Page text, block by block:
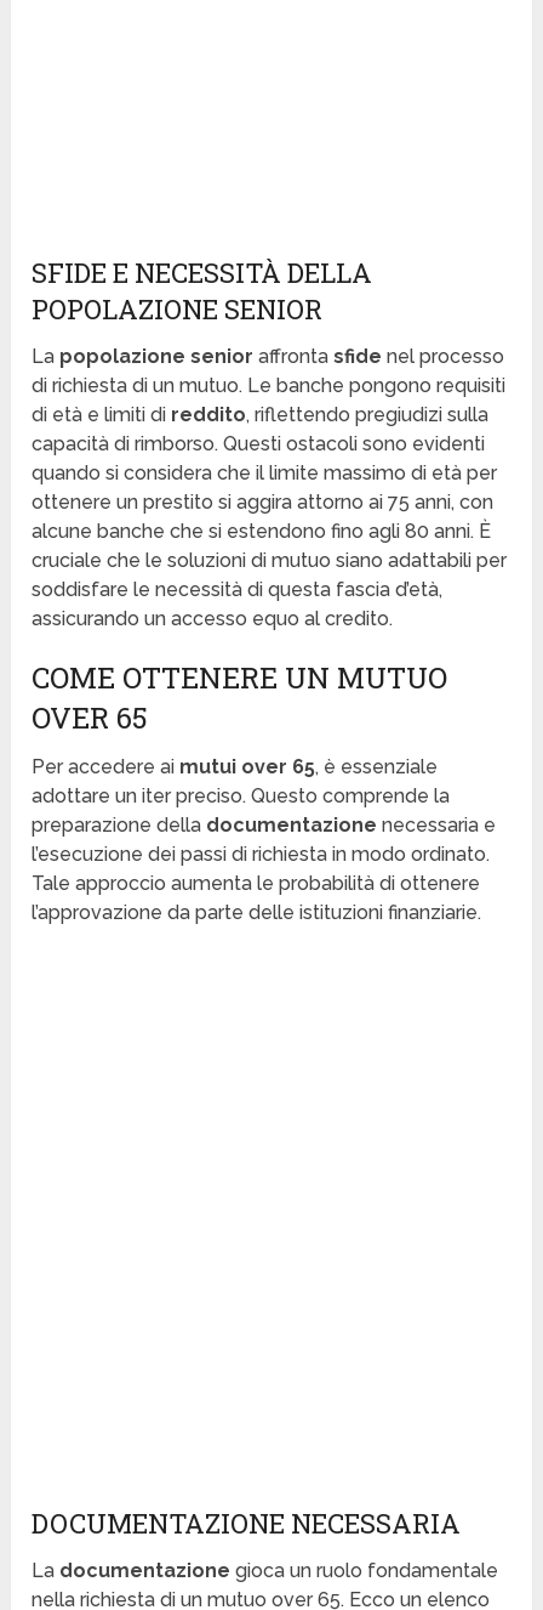
SFIDE E NECESSITÀ DELLA
POPOLAZIONE SENIOR
La popolazione senior affrontasfide nel processo
di richiesta di un mutuo. Le banche pongono requisiti
di età e limiti di reddito, riflettendo pregiudizi sulla
capacità di rimborso. Questi ostacoli sono evidenti
quando si considera che il limite massimo di età per
ottenere un prestito si aggira attorno ai 75 anni, con
alcune banche che si estendono fino agli 80 anni. È
cruciale che le soluzioni di mutuo siano adattabili per
soddisfare le necessità di questa fascia d’età,
assicurando un accesso equo al credito.
COME OTTENERE UN MUTUO
OVER 65
Per accedere ai mutui over 65, è essenziale
adottare un iter preciso. Questo comprende la
preparazione della documentazione necessaria e
l’esecuzione dei passi di richiesta in modo ordinato.
Tale approccio aumenta le probabilità di ottenere
l’approvazione da parte delle istituzioni finanziarie.
DOCUMENTAZIONE NECESSARIA
La documentazione gioca un ruolo fondamentale
nella richiesta di un mutuo over 65. Ecco un elenco